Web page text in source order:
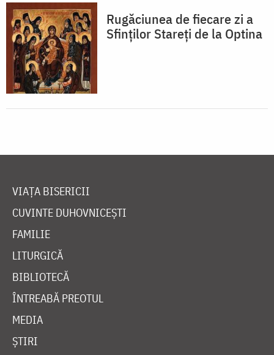
Rugăciunea de fiecare zi a
Sfinților Stareți de la Optina
VIAȚA BISERICII
CUVINTE DUHOVNICEȘTI
FAMILIE
LITURGICĂ
BIBLIOTECĂ
ÎNTREABĂ PREOTUL
MEDIA
ȘTIRI